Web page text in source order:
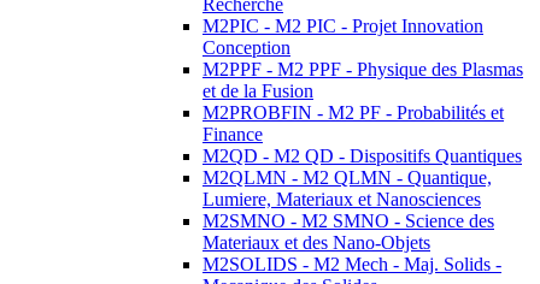
Recherche
M2PIC - M2 PIC - Projet Innovation
Conception
M2PPF - M2 PPF - Physique des Plasmas
et de la Fusion
M2PROBFIN - M2 PF - Probabilités et
Finance
M2QD - M2 QD - Dispositifs Quantiques
M2QLMN - M2 QLMN - Quantique,
Lumiere, Materiaux et Nanosciences
M2SMNO - M2 SMNO - Science des
Materiaux et des Nano-Objets
M2SOLIDS - M2 Mech - Maj. Solids -